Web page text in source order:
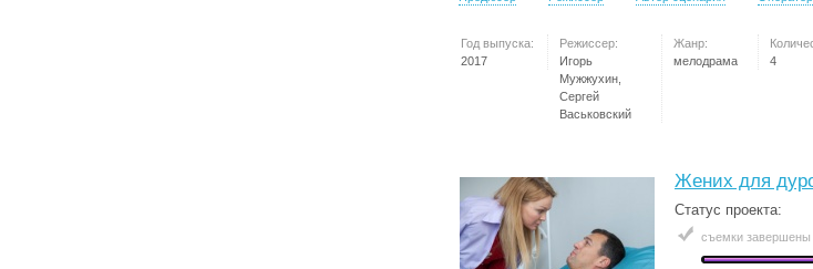
Год выпуска:
2017
Режиссер:
Игорь
Мужжухин,
Сергей
Васьковский
Жанр:
мелодрама
4
Жених для
Статус проекта:
съемки завершены